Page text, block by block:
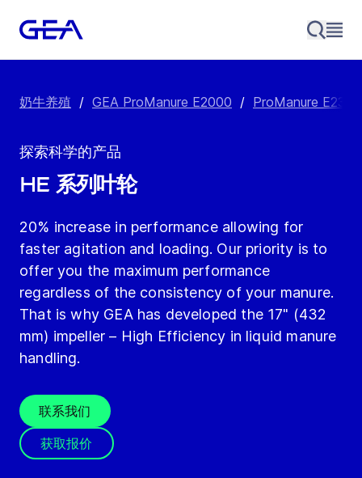
奶牛养殖 / GEA ProManure E2000 / ProManure
探索科学的产品
HE 系列叶轮
20% increase in performance allowing for
faster agitation and loading. Our priority is to
offer you the maximum performance
regardless of the consistency of your manure.
That is why GEA has developed the 17" (432
mm) impeller – High Efficiency in liquid manure
handling.
联系我们
获取报价